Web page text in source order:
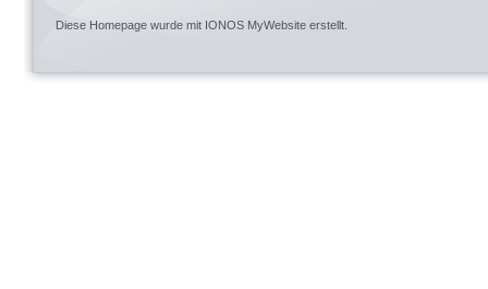
Diese Homepage wurde mit IONOS MyWebsite erstellt.